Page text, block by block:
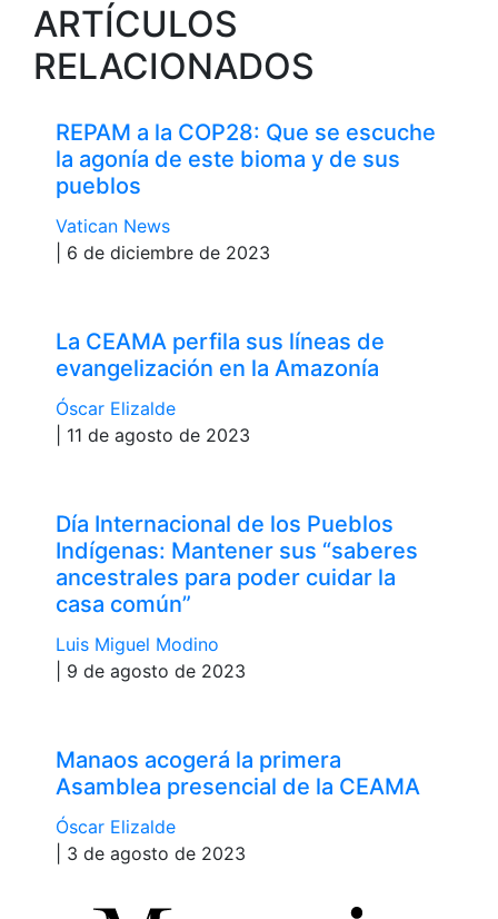
ARTÍCULOS
RELACIONADOS
REPAM a la COP28: Que se escuche
la agonía de este bioma y de sus
pueblos
Vatican News
| 6 de diciembre de 2023
La CEAMA perfila sus líneas de
evangelización en la Amazonía
Óscar Elizalde
| 11 de agosto de 2023
Día Internacional de los Pueblos
Indígenas: Mantener sus “saberes
ancestrales para poder cuidar la
casa común”
Luis Miguel Modino
| 9 de agosto de 2023
Manaos acogerá la primera
Asamblea presencial de la CEAMA
Óscar Elizalde
| 3 de agosto de 2023